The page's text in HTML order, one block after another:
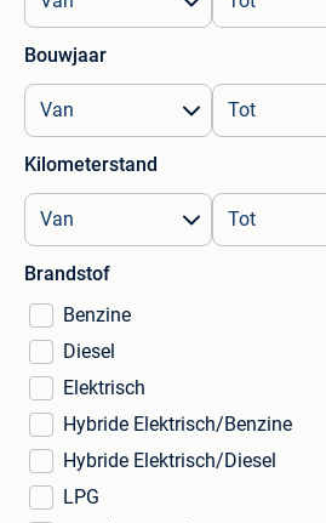
Bouwjaar
Kilometerstand
Brandstof
Benzine
Diesel
Elektrisch
Hybride Elektrisch/Benzine
Hybride Elektrisch/Diesel
LPG